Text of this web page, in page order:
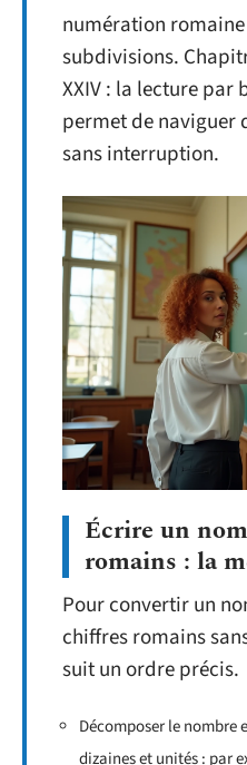
numération
subdivisions.
XXIV : la lecture
permet de naviguer
sans interruption.
Écrire un
romains : la
Pour convertir un
chiffres romains
suit un ordre précis.
Décomposer le nombre
dizaines et unités : par